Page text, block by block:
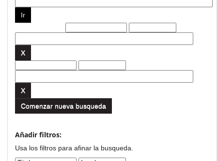
Comenzar nueva busqueda
Añadir filtros:
Usa los filtros para afinar la busqueda.